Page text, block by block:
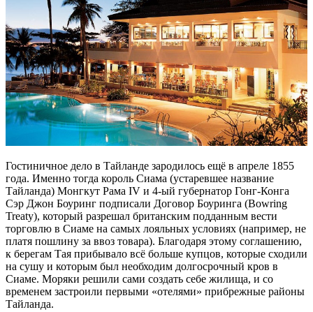
Гостиничное дело в Тайланде зародилось ещё в апреле 1855
года. Именно тогда король Сиама (устаревшее название
Тайланда) Монгкут Рама IV и 4-ый губернатор Гонг-Конга
Сэр Джон Боуринг подписали Договор Боуринга (Bowring
Treaty), который разрешал британским подданным вести
торговлю в Сиаме на самых лояльных условиях (например, не
платя пошлину за ввоз товара). Благодаря этому соглашению,
к берегам Тая прибывало всё больше купцов, которые сходили
на сушу и которым был необходим долгосрочный кров в
Сиаме. Моряки решили сами создать себе жилища, и со
временем застроили первыми «отелями» прибрежные районы
Тайланда.